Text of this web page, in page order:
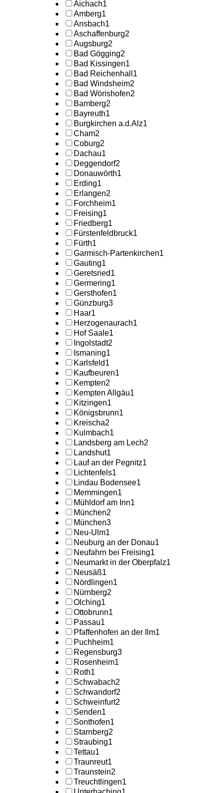
Aichach1
Amberg1
Ansbach1
Aschaffenburg2
Augsburg2
Bad Gögging2
Bad Kissingen1
Bad Reichenhall 1
Bad Windsheim2
Bad Wörishofen2
Bamberg2
Bayreuth1
Burgkirchen a.d.Alz1
Cham2
Coburg2
Dachau1
Deggendorf2
Donauwörth1
Erding1
Erlangen2
Forchheim1
Freising1
Friedberg1
Fürstenfeldbruck1
Fürth1
Garmisch-Partenkirchen1
Gauting1
Geretsried1
Germering1
Gersthofen1
Günzburg3
Haar1
Herzogenaurach1
Hof Saale1
Ingolstadt2
Ismaning1
Karlsfeld1
Kaufbeuren1
Kempten2
Kempten Allgäu1
Kitzingen1
Königsbrunn1
Kreischa2
Kulmbach1
Landsberg am Lech2
Landshut1
Lauf an der Pegnitz1
Lichtenfels1
Lindau Bodensee1
Memmingen1
Mühldorf am Inn1
München2
München3
Neu-Ulm1
Neuburg an der Donau1
Neufahrn bei Freising1
Neumarkt in der Oberpfalz1
Neusäß1
Nördlingen1
Nürnberg2
Olching1
Ottobrunn1
Passau1
Pfaffenhofen an der Ilm1
Puchheim1
Regensburg3
Rosenheim1
Roth1
Schwabach2
Schwandorf2
Schweinfurt2
Senden1
Sonthofen1
Starnberg2
Straubing1
Tettau1
Traunreut1
Traunstein2
Treuchtlingen1